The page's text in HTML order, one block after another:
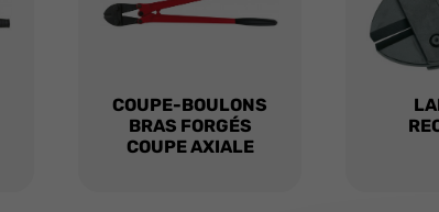
COUPE-BOULONS
BRAS FORGÉS
COUPE AXIALE